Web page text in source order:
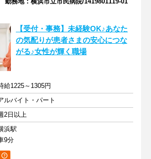
【受付・事務】未経験OK♪あなた
の気配りが患者さまの安心につな
がる♪女性が輝く職場
給1225～1305円
ルバイト・パート
2日以上
浜駅
9分